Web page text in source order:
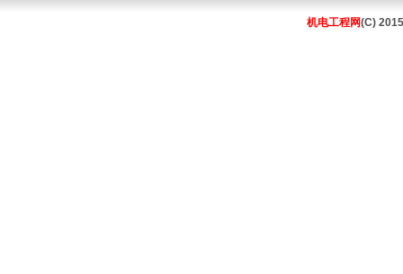
机电工程网(C)